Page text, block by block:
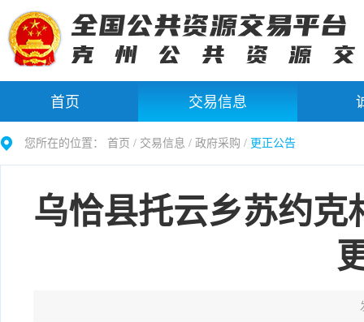
首页 交易信息
您所在的位置： 首页 / 交易信息 / 政府采购 / 更正公告
乌恰县托云乡苏约克